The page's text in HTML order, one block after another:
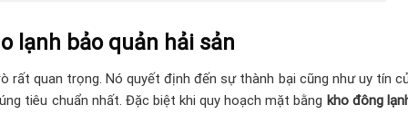
lạnh bảo quản hải sản
rất quan trọng. Nó quyết định đến sự thành bại cũng như uy tín
tiêu chuẩn nhất. Đặc biệt khi quy hoạch mặt bằng kho đông